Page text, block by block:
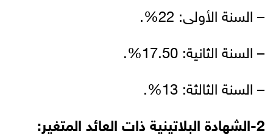
– السنة الأولى: 22%.
– السنة الثانية: 17.50%.
– السنة الثالثة: 13%.
2-الشهادة البلاتينية ذات العائد المتغير: